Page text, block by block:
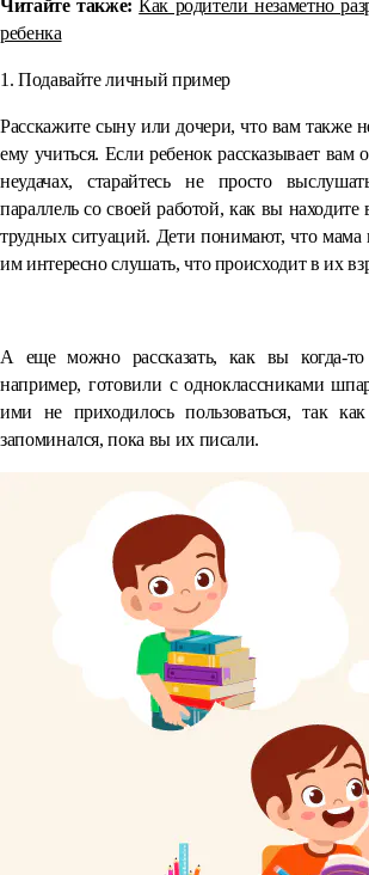
Читайте также: Как родители незаметно
ребенка
1. Подавайте личный пример
Расскажите сыну или дочери, что вам также
ему учиться. Если ребенок рассказывает вам
неудачах, старайтесь не просто
параллель со своей работой, как вы
трудных ситуаций. Дети понимают, что
им интересно слушать, что происходит в их
А еще можно рассказать, как вы когда-
например, готовили с одноклассниками
ими не приходилось пользоваться, так
запоминался, пока вы их писали.